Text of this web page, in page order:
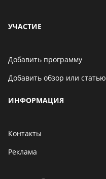
УЧАСТИЕ
Добавить программу
Добавить обзор или статью
ИНФОРМАЦИЯ
Контакты
Реклама